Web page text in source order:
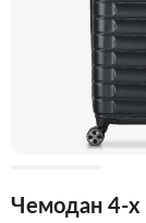
Чемодан 4-х